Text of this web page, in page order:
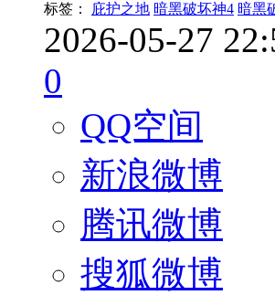
标签： 庇护之地 暗黑破坏神4 暗黑
2026-05-27
0
QQ空间
新浪微博
腾讯微博
搜狐微博